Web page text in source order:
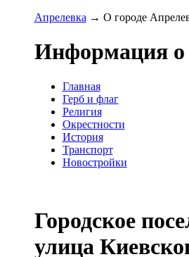
Апрелевка → О городе
Информация о
Главная
Герб и флаг
Религия
Окрестности
История
Транспорт
Новостройки
Городское
улица